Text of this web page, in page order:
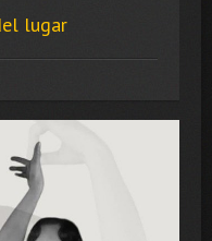
lugar